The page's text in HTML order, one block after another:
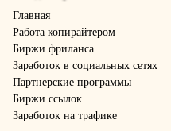
Главная
Работа копирайтером
Биржи фриланса
Заработок в социальных сетях
Партнерские программы
Биржи ссылок
Заработок на трафике